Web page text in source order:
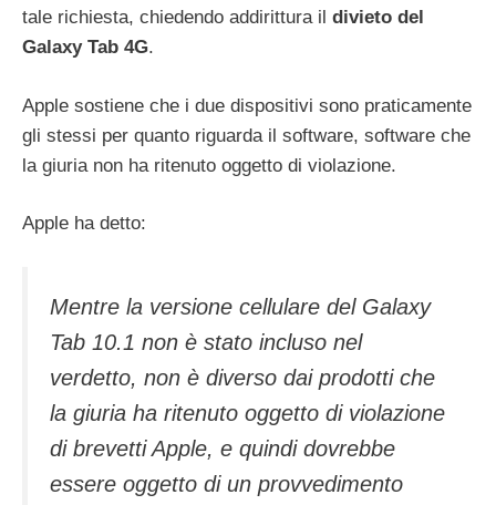
tale richiesta, chiedendo addirittura il divieto del
Galaxy Tab 4G.
Apple sostiene che i due dispositivi sono praticamente
gli stessi per quanto riguarda il software, software che
la giuria non ha ritenuto oggetto di violazione.
Apple ha detto:
Mentre la versione cellulare del Galaxy
Tab 10.1 non è stato incluso nel
verdetto, non è diverso dai prodotti che
la giuria ha ritenuto oggetto di violazione
di brevetti Apple, e quindi dovrebbe
essere oggetto di un provvedimento